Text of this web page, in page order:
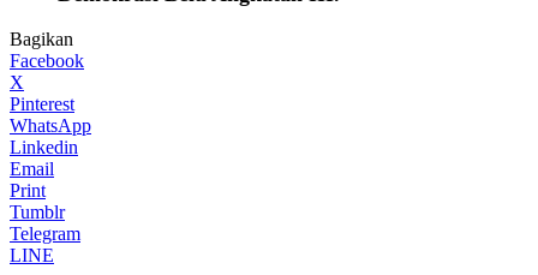
Bagikan
Facebook
X
Pinterest
WhatsApp
Linkedin
Email
Print
Tumblr
Telegram
LINE